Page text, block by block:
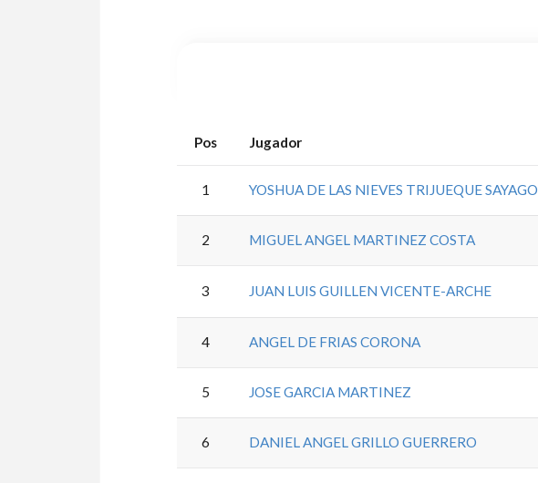
Pos Jugador
1 YOSHUA DE LAS NIEVES TRIJUEQUE SAYAGO
2 MIGUEL ANGEL MARTINEZ COSTA
3 JUAN LUIS GUILLEN VICENTE-ARCHE
4 ANGEL DE FRIAS CORONA
5 JOSE GARCIA MARTINEZ
6 DANIEL ANGEL GRILLO GUERRERO